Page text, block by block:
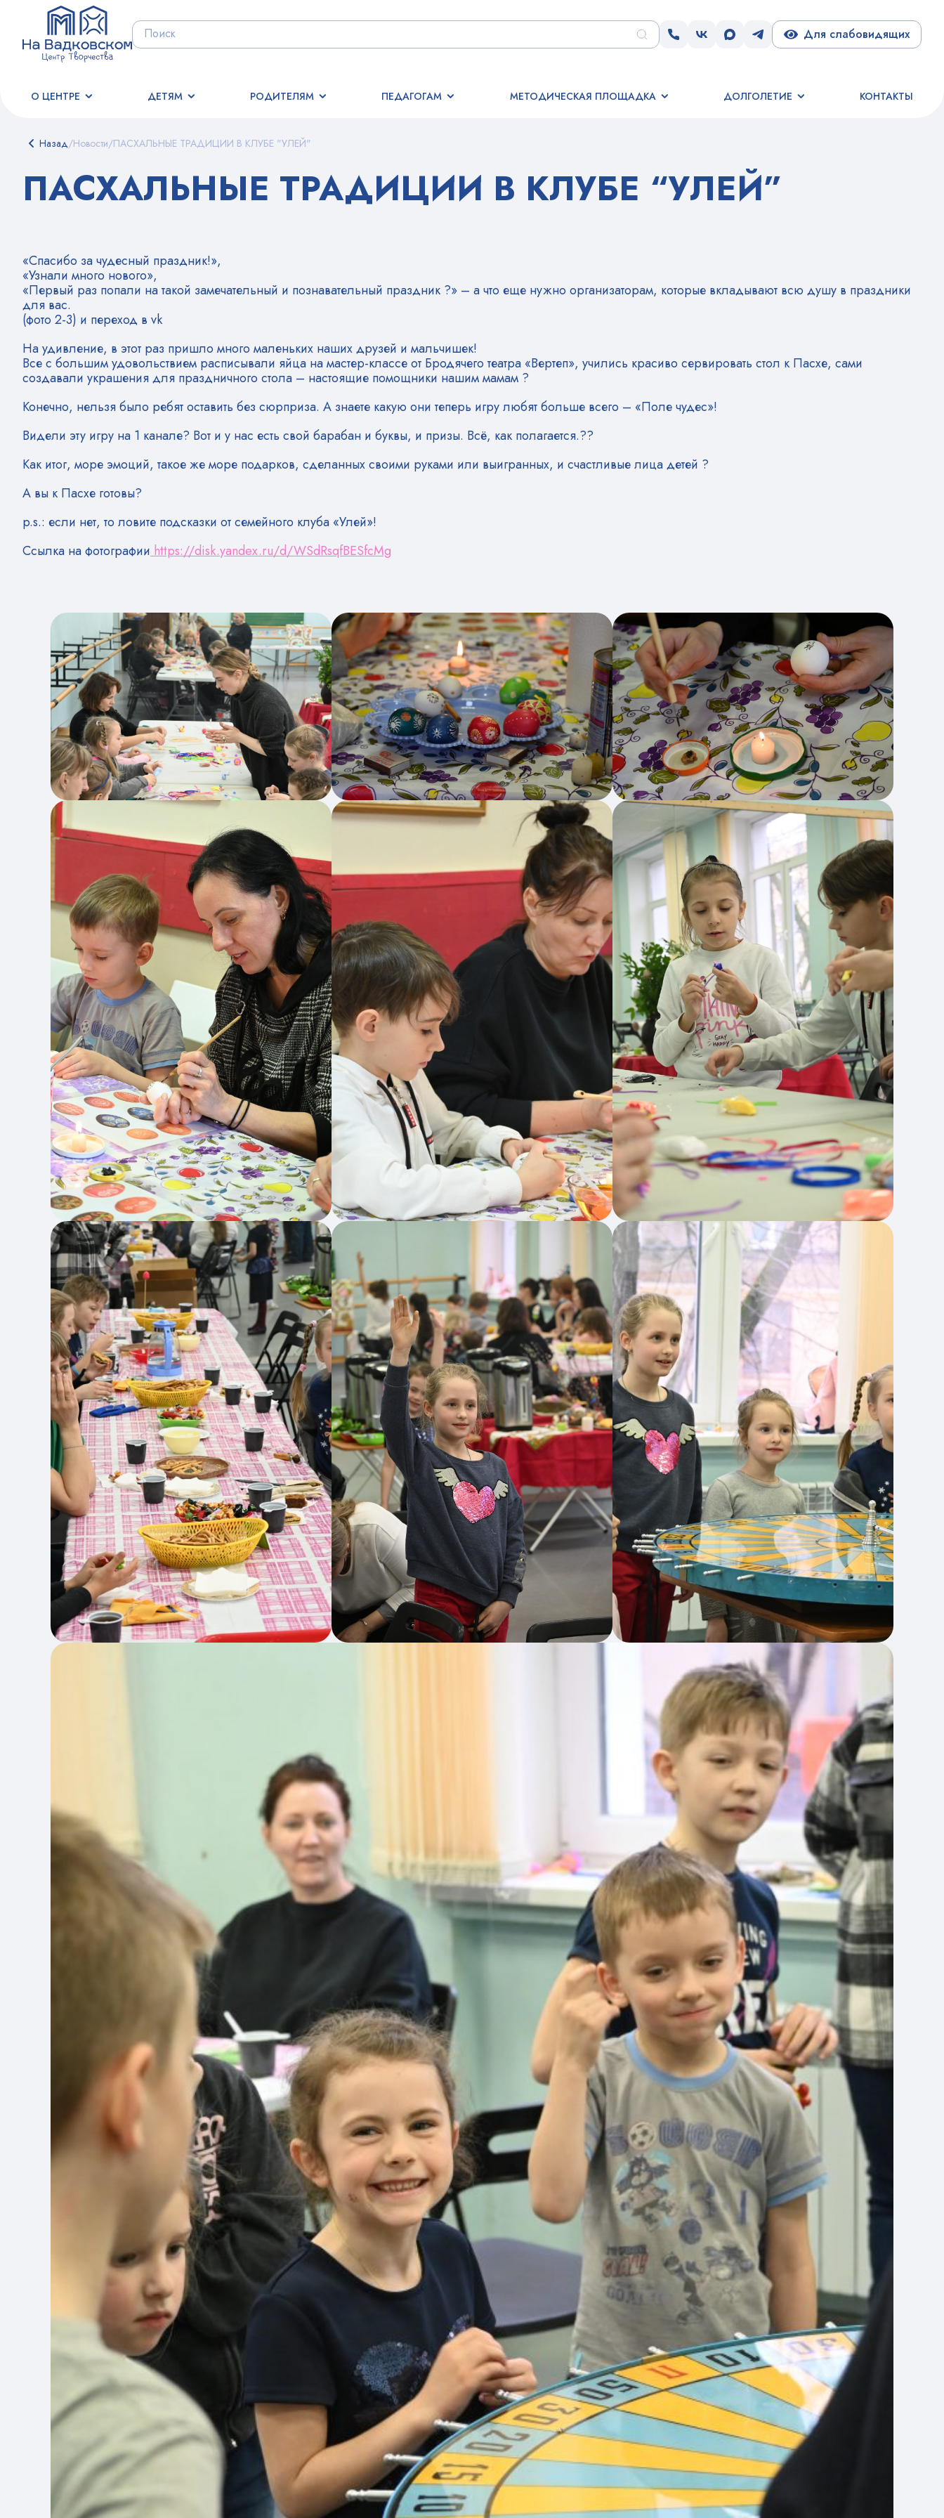
Для слабовидящих
О ЦЕНТРЕ ДЕТЯМ РОДИТЕЛЯМ ПЕДАГОГАМ МЕТОДИЧЕСКАЯ ПЛОЩАДКА ДОЛГОЛЕТИЕ КОНТАКТЫ
Назад/Новости/ПАСХАЛЬНЫЕ ТРАДИЦИИ В КЛУБЕ "УЛЕЙ"
ПАСХАЛЬНЫЕ ТРАДИЦИИ В КЛУБЕ “УЛЕЙ”
«Спасибо за чудесный праздник!»,
«Узнали много нового»,
«Первый раз попали на такой замечательный и познавательный праздник ?» – а что еще нужно организаторам, которые вкладывают всю душу в праздники
для вас.
(фото 2-3) и переход в vk
На удивление, в этот раз пришло много маленьких наших друзей и мальчишек!
Все с большим удовольствием расписывали яйца на мастер-классе от Бродячего театра «Вертеп», учились красиво сервировать стол к Пасхе, сами
создавали украшения для праздничного стола – настоящие помощники нашим мамам ?
Конечно, нельзя было ребят оставить без сюрприза. А знаете какую они теперь игру любят больше всего – «Поле чудес»!
Видели эту игру на 1 канале? Вот и у нас есть свой барабан и буквы, и призы. Всё, как полагается.??
Как итог, море эмоций, такое же море подарков, сделанных своими руками или выигранных, и счастливые лица детей ?
А вы к Пасхе готовы?
p.s.: если нет, то ловите подсказки от семейного клуба «Улей»!
Ссылка на фотографии https://disk.yandex.ru/d/WSdRsqfBESfcMg